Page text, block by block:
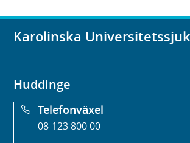
Karolinska
Huddinge
Telefonväxel
08-123 800 00